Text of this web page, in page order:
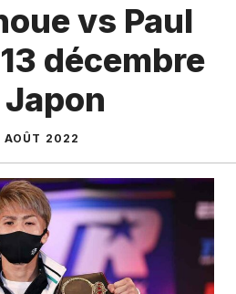
vs Paul
décembre
AOÛT 2022